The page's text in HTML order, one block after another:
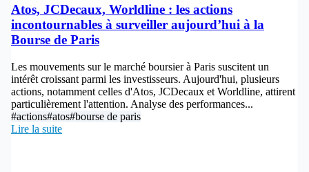
Atos, JCDecaux, Worldline : les actions
incontournables à surveiller aujourd’hui à la
Bourse de Paris
Les mouvements sur le marché boursier à Paris suscitent un
intérêt croissant parmi les investisseurs. Aujourd'hui, plusieurs
actions, notamment celles d'Atos, JCDecaux et Worldline, attirent
particulièrement l'attention. Analyse des performances...
#actions#atos#bourse de paris
Lire la suite